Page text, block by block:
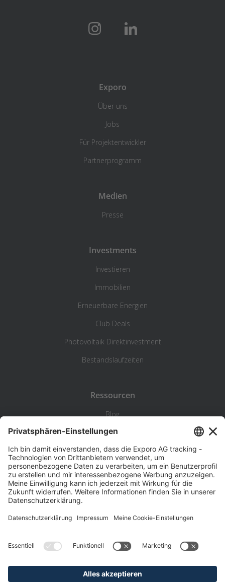
Exporo
Über uns
Jobs
Für Projektentwickler
Partnerprogramm
Medien
Presse
Investments
Investieren
Immobilien
Erneuerbare Energien
Club Deals
Photovoltaik Direktinvestment
Bestandslaufzeiten
Ressourcen
Blog
Statistik
Wiki
Standortanalyse
Hilfe & Kontakt
©Exporo AG 2026
AGB